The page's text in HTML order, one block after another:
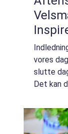
vores
slutte
Det kan
variere